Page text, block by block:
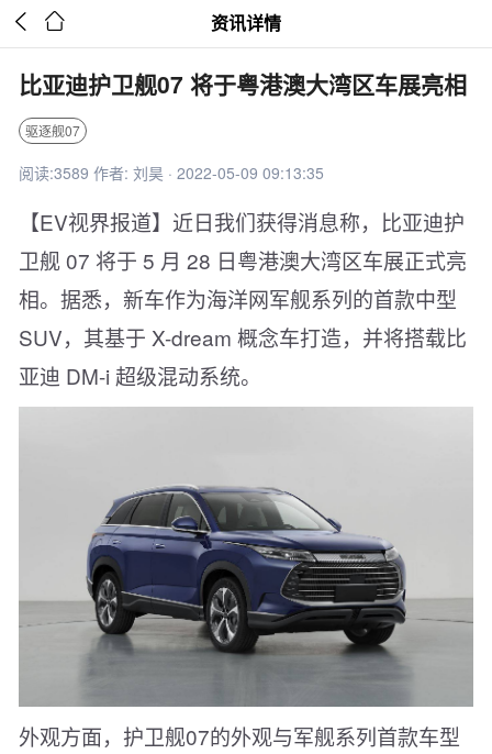
  资讯详情
比亚迪护卫舰07 将于粤港澳大湾区车展亮相
驱逐舰07
阅读:3589 作者: 刘昊 · 2022-05-09 09:13:35
【EV视界报道】近日我们获得消息称，比亚迪护
卫舰 07 将于 5 月 28 日粤港澳大湾区车展正式亮
相。据悉，新车作为海洋网军舰系列的首款中型
SUV，其基于 X-dream 概念车打造，并将搭载比
亚迪 DM-i 超级混动系统。
外观方面，护卫舰07的外观与军舰系列首款车型